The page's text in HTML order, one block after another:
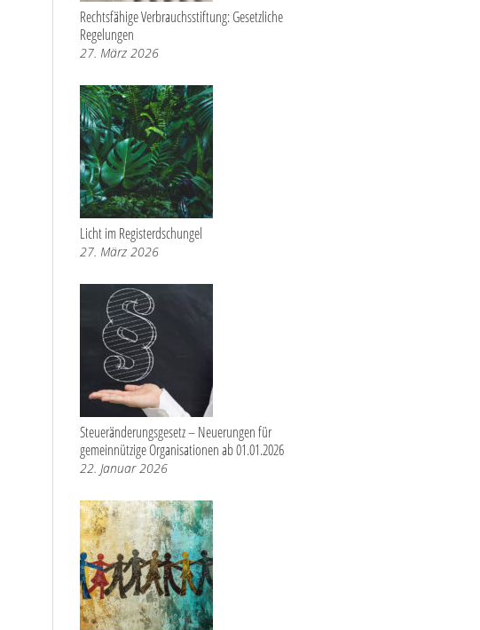
Rechtsfähige Verbrauchsstiftung: Gesetzliche
Regelungen
27. März 2026
Licht im Registerdschungel
27. März 2026
Steueränderungsgesetz – Neuerungen für
gemeinnützige Organisationen ab 01.01.2026
22. Januar 2026